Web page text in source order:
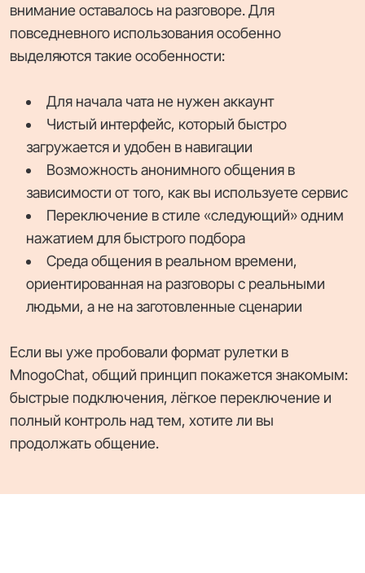
внимание оставалось на разговоре. Для
повседневного использования особенно
выделяются такие особенности:
Для начала чата не нужен аккаунт
Чистый интерфейс, который быстро
загружается и удобен в навигации
Возможность анонимного общения в
зависимости от того, как вы используете сервис
Переключение в стиле «следующий» одним
нажатием для быстрого подбора
Среда общения в реальном времени,
ориентированная на разговоры с реальными
людьми, а не на заготовленные сценарии
Если вы уже пробовали формат рулетки в
MnogoChat, общий принцип покажется знакомым:
быстрые подключения, лёгкое переключение и
полный контроль над тем, хотите ли вы
продолжать общение.